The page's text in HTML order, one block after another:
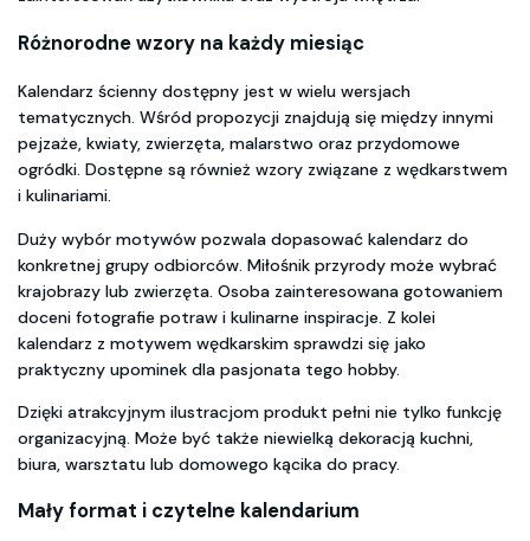
Różnorodne wzory na każdy miesiąc
Kalendarz ścienny dostępny jest w wielu wersjach
tematycznych. Wśród propozycji znajdują się między innymi
pejzaże, kwiaty, zwierzęta, malarstwo oraz przydomowe
ogródki. Dostępne są również wzory związane z wędkarstwem
i kulinariami.
Duży wybór motywów pozwala dopasować kalendarz do
konkretnej grupy odbiorców. Miłośnik przyrody może wybrać
krajobrazy lub zwierzęta. Osoba zainteresowana gotowaniem
doceni fotografie potraw i kulinarne inspiracje. Z kolei
kalendarz z motywem wędkarskim sprawdzi się jako
praktyczny upominek dla pasjonata tego hobby.
Dzięki atrakcyjnym ilustracjom produkt pełni nie tylko funkcję
organizacyjną. Może być także niewielką dekoracją kuchni,
biura, warsztatu lub domowego kącika do pracy.
Mały format i czytelne kalendarium